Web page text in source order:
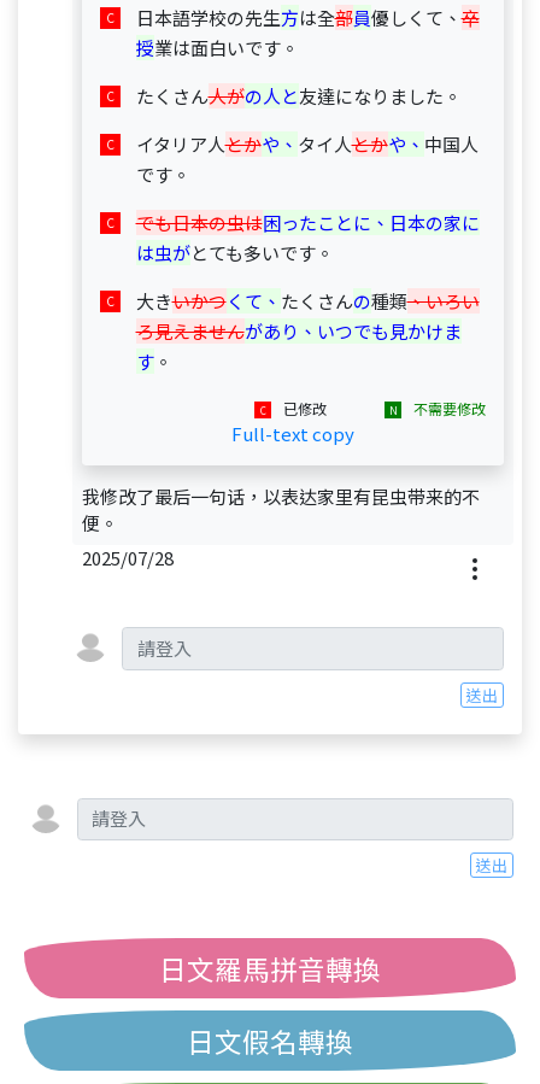
日本語学校の先生方は全部員優しくて、卒
授業は面白いです。
たくさん人がの人と友達になりました。
イタリア人とかや、 タイ人とかや、 中国人
です。
でも日本の虫は困ったことに、日本の家に
は虫がとても多いです。
大きいかつくて、 たくさんの種類、いろい
ろ見えませんがあり、いつでも見かけま
す。
已修改 不需要修改
Full-text copy
我修改了最后一句话，以表达家里有昆虫带来的不
便。
2025/07/28
送出
送出
日文羅馬拼音轉換
日文假名轉換